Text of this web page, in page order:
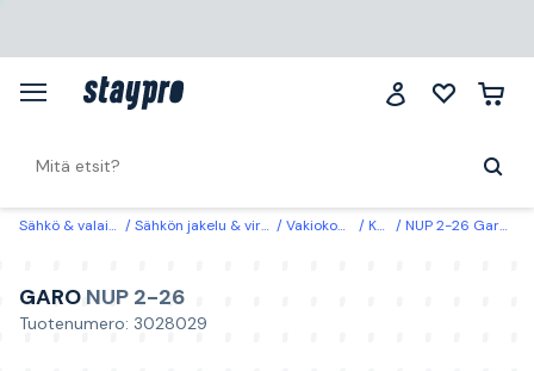
Sähkö & valaistus Sähkön jakelu & virrantuotto Vakiokomponentit Kotelointi NUP 2-26 Garo Kotelointi muovia, IP41 26 moduulia
GARO NUP 2-26
Tuotenumero: 3028029